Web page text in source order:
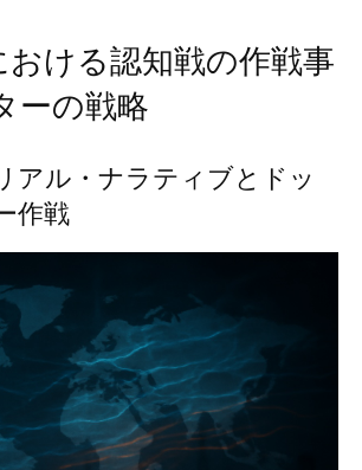
おける認知戦の作戦事
ーの戦略
アル・ナラティブとドッ
作戦